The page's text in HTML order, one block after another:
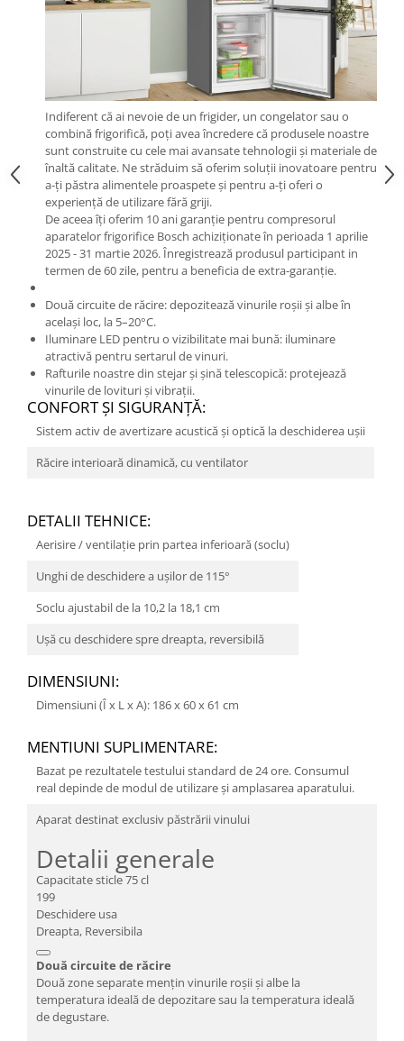
Indiferent că ai nevoie de un frigider, un congelator sau o
combină frigorifică, poți avea încredere că produsele noastre
sunt construite cu cele mai avansate tehnologii și materiale de
înaltă calitate. Ne străduim să oferim soluții inovatoare pentru
a-ți păstra alimentele proaspete și pentru a-ți oferi o
experiență de utilizare fără griji.
De aceea îți oferim 10 ani garanție pentru compresorul
aparatelor frigorifice Bosch achiziționate în perioada 1 aprilie
2025 - 31 martie 2026. Înregistrează produsul participant in
termen de 60 zile, pentru a beneficia de extra-garanție.
Două circuite de răcire: depozitează vinurile roșii și albe în
același loc, la 5–20°C.
Iluminare LED pentru o vizibilitate mai bună: iluminare
atractivă pentru sertarul de vinuri.
Rafturile noastre din stejar și șină telescopică: protejează
vinurile de lovituri și vibrații.
CONFORT ŞI SIGURANŢĂ:
Sistem activ de avertizare acustică şi optică la deschiderea uşii
Răcire interioară dinamică, cu ventilator
DETALII TEHNICE:
Aerisire / ventilaţie prin partea inferioară (soclu)
Unghi de deschidere a uşilor de 115°
Soclu ajustabil de la 10,2 la 18,1 cm
Uşă cu deschidere spre dreapta, reversibilă
DIMENSIUNI:
Dimensiuni (Î x L x A): 186 x 60 x 61 cm
MENTIUNI SUPLIMENTARE:
Bazat pe rezultatele testului standard de 24 ore. Consumul
real depinde de modul de utilizare şi amplasarea aparatului.
Aparat destinat exclusiv păstrării vinului
Detalii generale
Capacitate sticle 75 cl
199
Deschidere usa
Dreapta, Reversibila
Două circuite de răcire
Două zone separate mențin vinurile roșii și albe la
temperatura ideală de depozitare sau la temperatura ideală
de degustare.